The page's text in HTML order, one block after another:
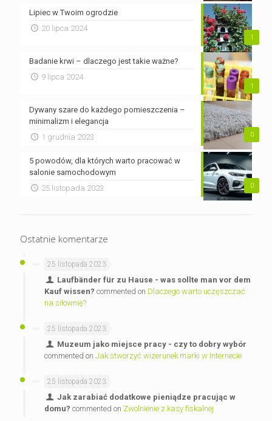
1
Lipiec w Twoim ogrodzie
20 lipca 2024
1
Badanie krwi – dlaczego jest takie ważne?
9 lipca 2024
0
Dywany szare do każdego pomieszczenia –
minimalizm i elegancja
1 grudnia 2023
0
5 powodów, dla których warto pracować w
salonie samochodowym
25 listopada 2023
Ostatnie komentarze
25 listopada 2023
Laufbänder für zu Hause - was sollte man vor dem
Kauf wissen? commented on Dlaczego warto uczęszczać
na siłownię?
25 listopada 2023
Muzeum jako miejsce pracy - czy to dobry wybór
commented on Jak stworzyć wizerunek marki w Internecie
25 listopada 2023
Jak zarabiać dodatkowe pieniądze pracując w
domu? commented on Zwolnienie z kasy fiskalnej